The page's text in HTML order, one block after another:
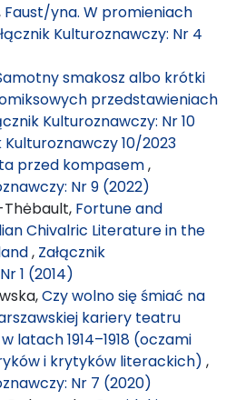
Faust/yna. W promieniach
Kulturoznawczy: Nr 4
smakosz albo krótki
przedstawieniach
Kulturoznawczy: Nr 10
Kulturoznawczy 10/2023
przed kompasem,
Nr 9 (2022)
Fortune and
Chivalric Literature in the
, Załącznik
1 (2014)
Czy wolno się śmiać na
kariery teatru
latach 1914–1918 (oczami
i krytyków literackich) ,
Nr 7 (2020)